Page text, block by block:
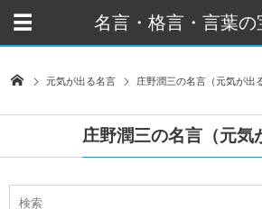
名言・格言・言葉の
元気が出る名言 庄野潤三の名言（元気が出
庄野潤三の名言（元気